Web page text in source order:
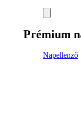
Prémium
Napellenző